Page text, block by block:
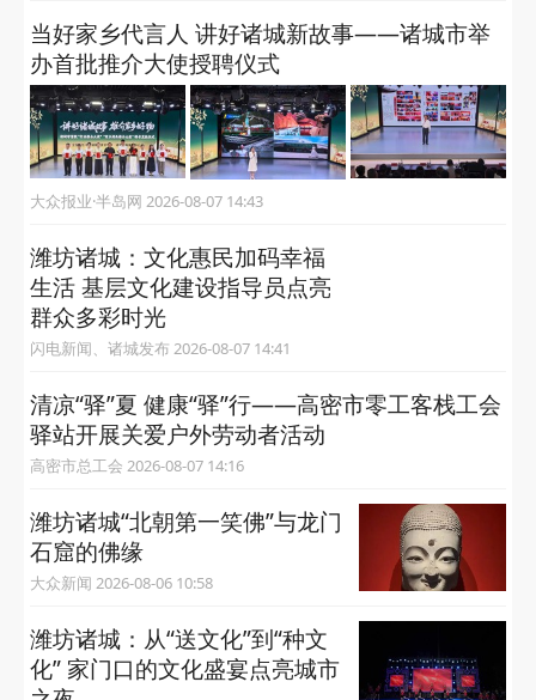
当好家乡代言人 讲好诸城新故事——诸城市举
办首批推介大使授聘仪式
大众报业·半岛网 2026-08-07 14:43
潍坊诸城：文化惠民加码幸福
生活 基层文化建设指导员点亮
群众多彩时光
闪电新闻、诸城发布 2026-08-07 14:41
清凉“驿”夏 健康“驿”行——高密市零工客栈工会
驿站开展关爱户外劳动者活动
高密市总工会 2026-08-07 14:16
潍坊诸城“‌北朝第一笑佛‌”与龙门
石窟的佛缘
大众新闻 2026-08-06 10:58
潍坊诸城：从“送文化”到“种文
化” 家门口的文化盛宴点亮城市